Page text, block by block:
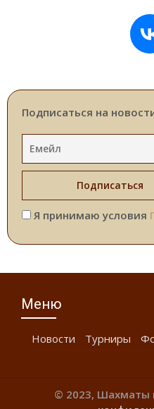
Подписаться на
Я принимаю условия
Меню
Новости Турниры
© 2023, Шахматы